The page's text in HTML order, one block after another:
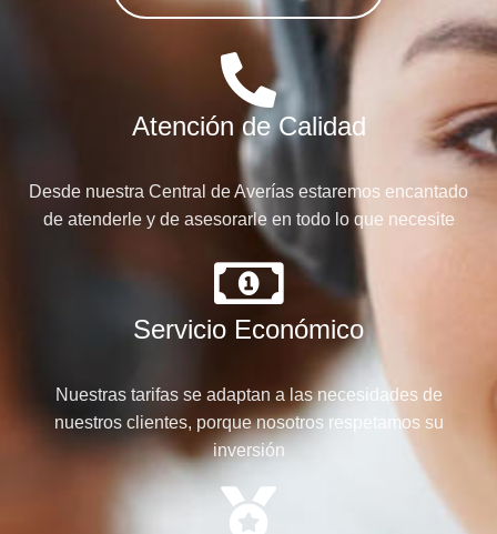
Atención de Calidad
Desde nuestra Central de Averías estaremos encantado
de atenderle y de asesorarle en todo lo que necesite
Servicio Económico
Nuestras tarifas se adaptan a las necesidades de
nuestros clientes, porque nosotros respetamos su
inversión